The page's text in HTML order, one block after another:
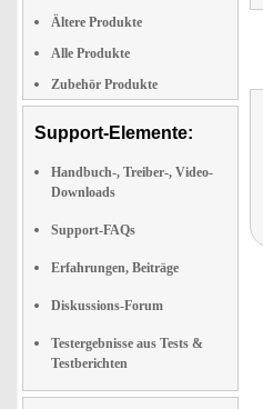
Ältere Produkte
Alle Produkte
Zubehör Produkte
Support-Elemente:
Handbuch-, Treiber-, Video-
Downloads
Support-FAQs
Erfahrungen, Beiträge
Diskussions-Forum
Testergebnisse aus Tests &
Testberichten